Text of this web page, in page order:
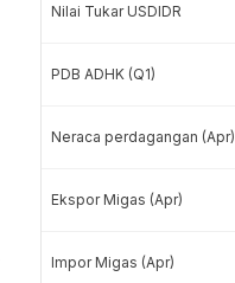
Nilai Tukar USDIDR
PDB ADHK (Q1)
Neraca perdagangan (Apr)
Ekspor Migas (Apr)
Impor Migas (Apr)